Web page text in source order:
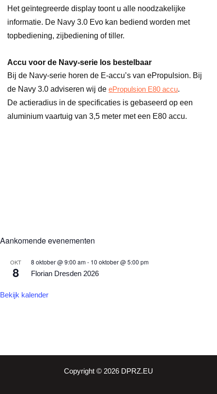
Het geïntegreerde display toont u alle noodzakelijke
informatie. De Navy 3.0 Evo kan bediend worden met
topbediening, zijbediening of tiller.
Accu voor de Navy-serie los bestelbaar
Bij de Navy-serie horen de E-accu’s van ePropulsion. Bij
de Navy 3.0 adviseren wij de ePropulsion E80 accu.
De actieradius in de specificaties is gebaseerd op een
aluminium vaartuig van 3,5 meter met een E80 accu.
Aankomende evenementen
OKT
8
8 oktober @ 9:00 am- 10 oktober @ 5:00 pm
Florian Dresden 2026
Bekijk kalender
Copyright © 2026 DPRZ.EU